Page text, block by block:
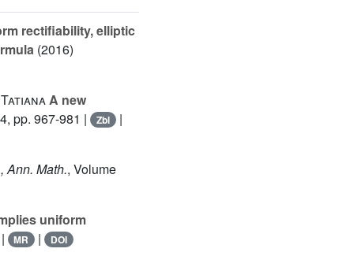
rectifiability, elliptic
(2016)
A new
pp. 967-981 | Zbl |
, Ann. Math., Volume
uniform
MR | DOI